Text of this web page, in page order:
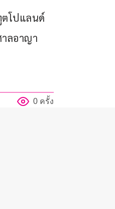
ตโปแลนด์
ลอาญา
0 ครั้ง